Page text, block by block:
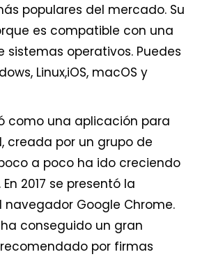
populares del mercado. Su
es compatible con una
sistemas operativos. Puedes
Linux,iOS, macOS y
como una aplicación para
creada por un grupo de
a poco ha ido creciendo
2017 se presentó la
navegador Google Chrome.
conseguido un gran
por firmas